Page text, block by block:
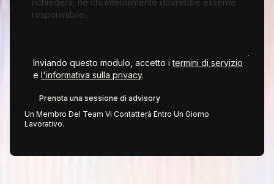
Inviando questo modulo, accetto itermini di servizio
e l'informativa sulla privacy.
Un Membro Del Team Vi Contatterà Entro Un Giorno
Lavorativo.